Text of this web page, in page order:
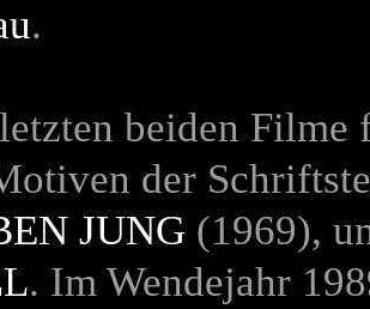
.
beiden
der
JUNG (1969),
. Im Wendejahr